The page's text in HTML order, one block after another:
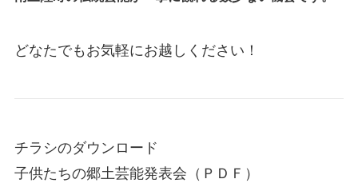
どなたでもお気軽にお越しください！
チラシのダウンロード
子供たちの郷土芸能発表会（ＰＤＦ）